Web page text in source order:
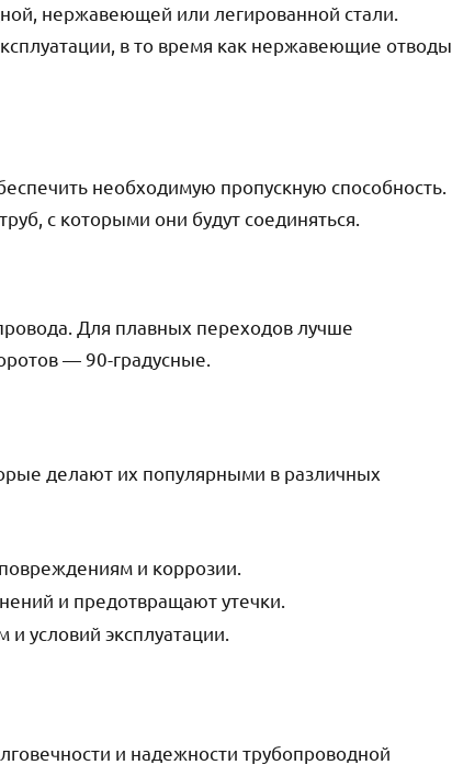
нержавеющей или легированной стали.
в то время как нержавеющие отводы
необходимую пропускную способность.
с которыми они будут соединяться.
Для плавных переходов лучше
— 90-градусные.
делают их популярными в различных
и коррозии.
и предотвращают утечки.
условий эксплуатации.
и надежности трубопроводной